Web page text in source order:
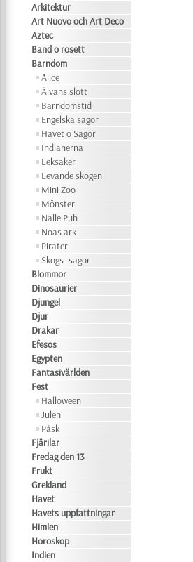
Arkitektur
Art Nuovo och Art Deco
Aztec
Band o rosett
Barndom
Alice
Älvans slott
Barndomstid
Engelska sagor
Havet o Sagor
Indianerna
Leksaker
Levande skogen
Mini Zoo
Mönster
Nalle Puh
Noas ark
Pirater
Skogs- sagor
Blommor
Dinosaurier
Djungel
Djur
Drakar
Efesos
Egypten
Fantasivärlden
Fest
Halloween
Julen
Påsk
Fjärilar
Fredag den 13
Frukt
Grekland
Havet
Havets uppfattningar
Himlen
Horoskop
Indien